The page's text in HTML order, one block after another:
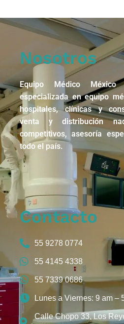
Nosotros
Equipo Médico
especializada en equipo
hospitales, clínicas y
venta y distribución
competitivos, asesoría
todo el país.
Contacto
55 9278 0774
55 4145 4338
55 7339 0686
Lunes a Viernes: 9 am –
Calle Chopo 33, Los